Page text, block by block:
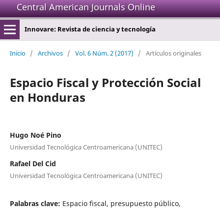
Central American Journals Online
Innovare: Revista de ciencia y tecnología
Inicio / Archivos / Vol. 6 Núm. 2 (2017) / Artículos originales
Espacio Fiscal y Protección Social
en Honduras
Hugo Noé Pino
Universidad Tecnológica Centroamericana (UNITEC)
Rafael Del Cid
Universidad Tecnológica Centroamericana (UNITEC)
Palabras clave: Espacio fiscal, presupuesto público,